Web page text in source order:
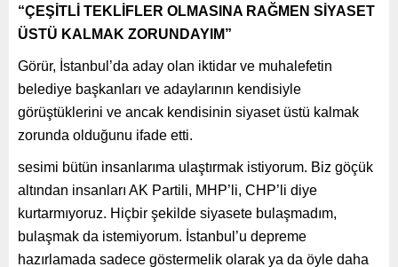
“ÇEŞİTLİ TEKLİFLER OLMASINA RAĞMEN SİYASET
ÜSTÜ KALMAK ZORUNDAYIM”
Görür, İstanbul’da aday olan iktidar ve muhalefetin
belediye başkanları ve adaylarının kendisiyle
görüştüklerini ve ancak kendisinin siyaset üstü kalmak
zorunda olduğunu ifade etti.
sesimi bütün insanlarıma ulaştırmak istiyorum. Biz göçük
altından insanları AK Partili, MHP’li, CHP’li diye
kurtarmıyoruz. Hiçbir şekilde siyasete bulaşmadım,
bulaşmak da istemiyorum. İstanbul’u depreme
hazırlamada sadece göstermelik olarak ya da öyle daha